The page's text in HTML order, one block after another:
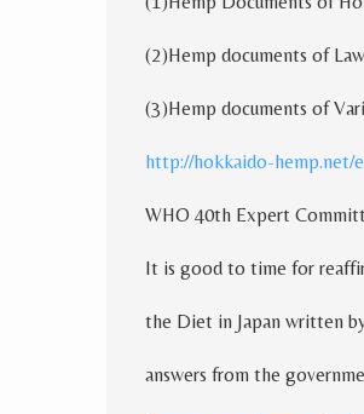
(2)Hemp documents of
(3)Hemp documents of
http://hokkaido-hemp.net/
WHO 40th Expert
It is good to time for
the Diet in Japan written
answers from the